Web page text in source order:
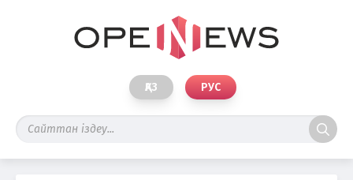
ҚАЗ РУС